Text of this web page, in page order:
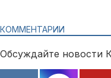
КОММЕНТАРИИ
Обсуждайте новости